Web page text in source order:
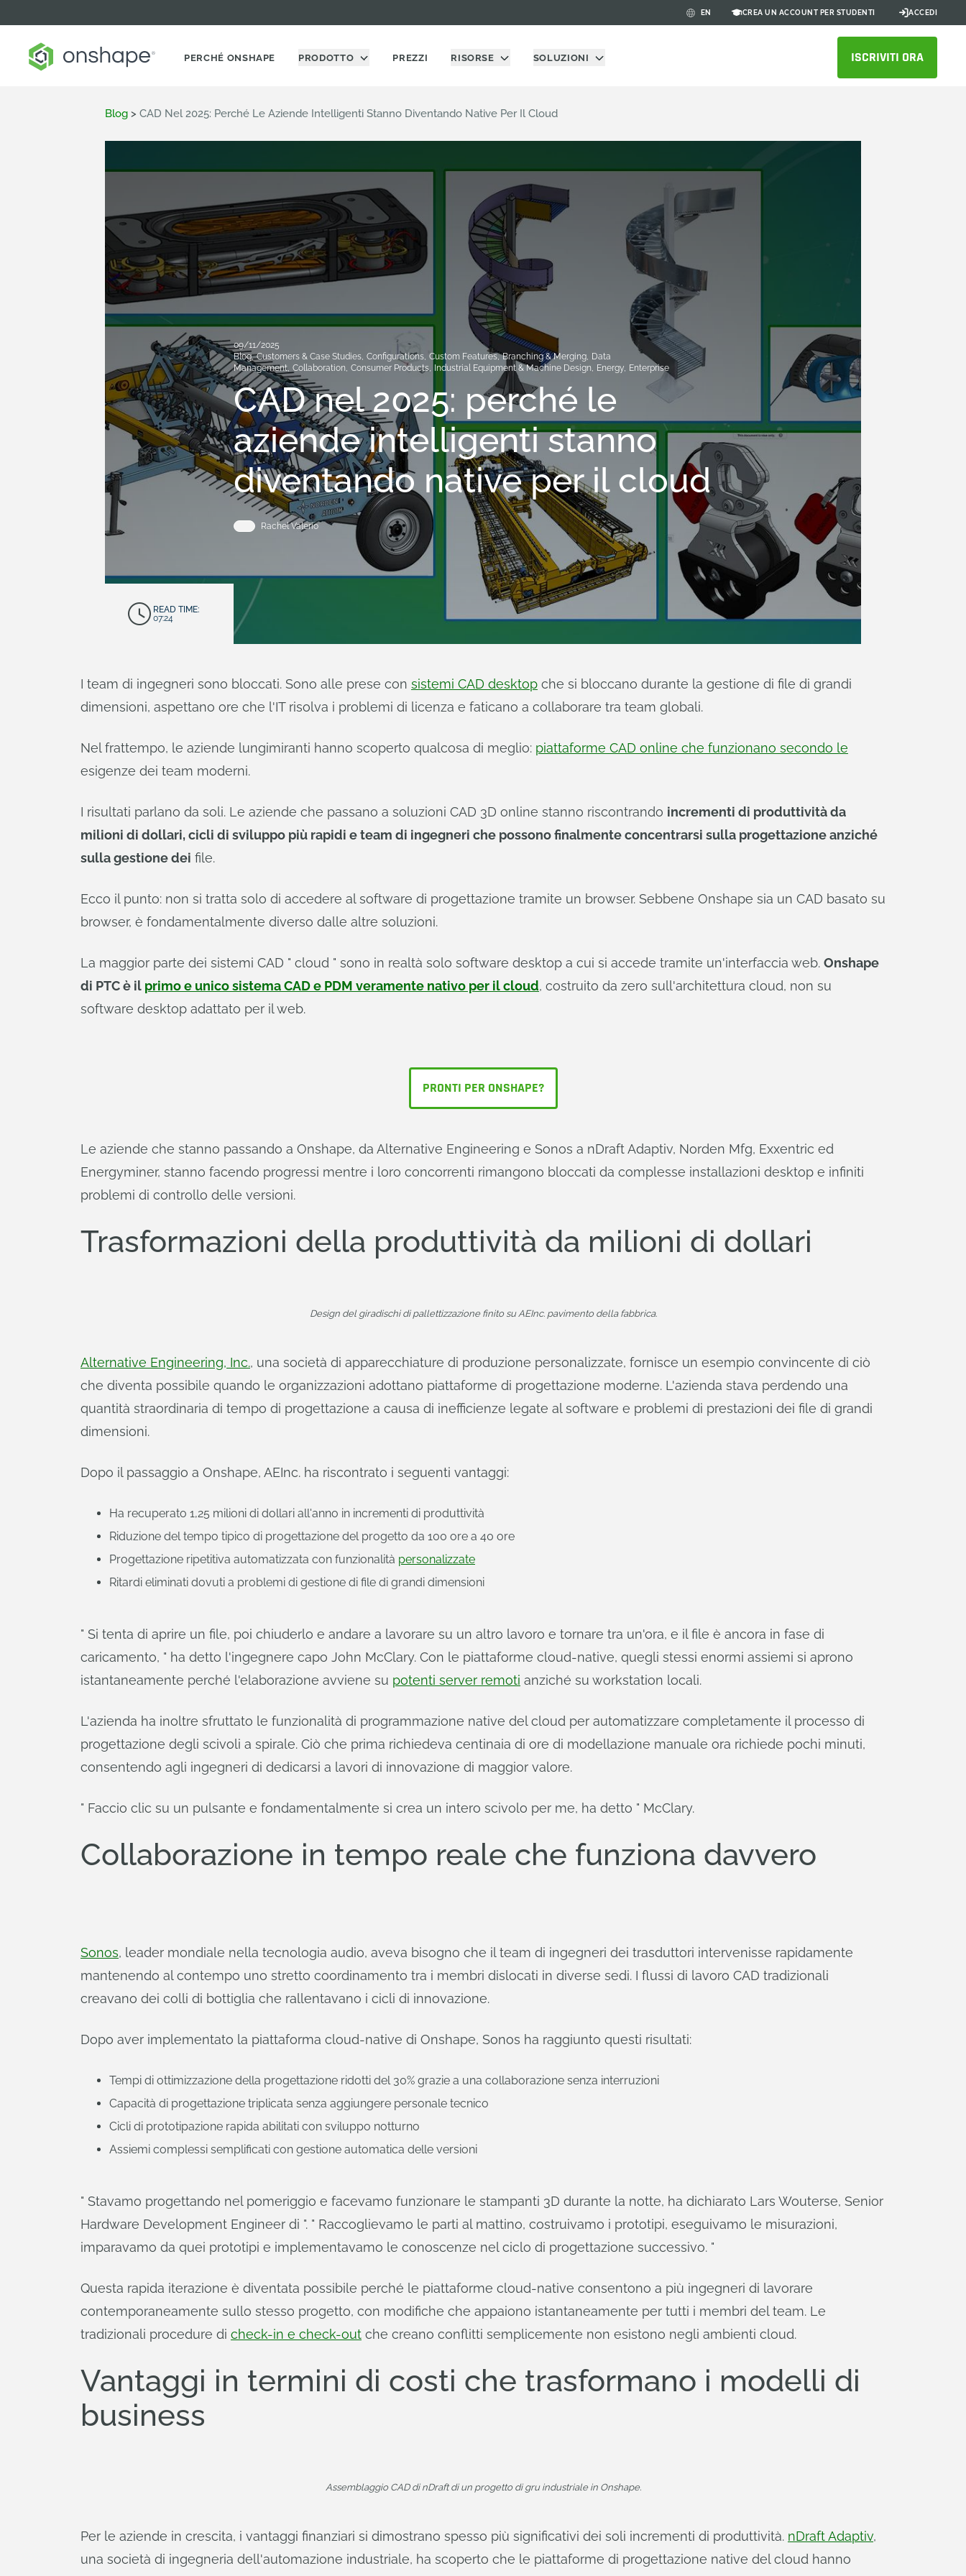
EN CREA UN ACCOUNT PER STUDENTI ACCEDI
PERCHÉ ONSHAPE PRODOTTO PREZZI RISORSE SOLUZIONI ISCRIVITI ORA
Blog > CAD Nel 2025: Perché Le Aziende Intelligenti Stanno Diventando Native Per Il Cloud
09/11/2025
Blog, Customers & Case Studies, Configurations, Custom Features, Branching & Merging, Data
Management, Collaboration, Consumer Products, Industrial Equipment & Machine Design, Energy, Enterprise
CAD nel 2025: perché le
aziende intelligenti stanno
diventando native per il cloud
Rachel Valerio
READ TIME:
07:24
I team di ingegneri sono bloccati. Sono alle prese con sistemi CAD desktop che si bloccano durante la gestione di file di grandi
dimensioni, aspettano ore che l'IT risolva i problemi di licenza e faticano a collaborare tra team globali.
Nel frattempo, le aziende lungimiranti hanno scoperto qualcosa di meglio: piattaforme CAD online che funzionano secondo le
esigenze dei team moderni.
I risultati parlano da soli. Le aziende che passano a soluzioni CAD 3D online stanno riscontrando incrementi di produttività da
milioni di dollari, cicli di sviluppo più rapidi e team di ingegneri che possono finalmente concentrarsi sulla progettazione anziché
sulla gestione dei file.
Ecco il punto: non si tratta solo di accedere al software di progettazione tramite un browser. Sebbene Onshape sia un CAD basato su
browser, è fondamentalmente diverso dalle altre soluzioni.
La maggior parte dei sistemi CAD " cloud " sono in realtà solo software desktop a cui si accede tramite un'interfaccia web. Onshape
di PTC è il primo e unico sistema CAD e PDM veramente nativo per il cloud, costruito da zero sull'architettura cloud, non su
software desktop adattato per il web.
PRONTI PER ONSHAPE?
Le aziende che stanno passando a Onshape, da Alternative Engineering e Sonos a nDraft Adaptiv, Norden Mfg, Exxentric ed
Energyminer, stanno facendo progressi mentre i loro concorrenti rimangono bloccati da complesse installazioni desktop e infiniti
problemi di controllo delle versioni.
Trasformazioni della produttività da milioni di dollari
Design del giradischi di pallettizzazione finito su AEInc. pavimento della fabbrica.
Alternative Engineering, Inc., una società di apparecchiature di produzione personalizzate, fornisce un esempio convincente di ciò
che diventa possibile quando le organizzazioni adottano piattaforme di progettazione moderne. L'azienda stava perdendo una
quantità straordinaria di tempo di progettazione a causa di inefficienze legate al software e problemi di prestazioni dei file di grandi
dimensioni.
Dopo il passaggio a Onshape, AEInc. ha riscontrato i seguenti vantaggi:
Ha recuperato 1,25 milioni di dollari all'anno in incrementi di produttività
Riduzione del tempo tipico di progettazione del progetto da 100 ore a 40 ore
Progettazione ripetitiva automatizzata con funzionalità personalizzate
Ritardi eliminati dovuti a problemi di gestione di file di grandi dimensioni
" Si tenta di aprire un file, poi chiuderlo e andare a lavorare su un altro lavoro e tornare tra un'ora, e il file è ancora in fase di
caricamento, " ha detto l'ingegnere capo John McClary. Con le piattaforme cloud-native, quegli stessi enormi assiemi si aprono
istantaneamente perché l'elaborazione avviene su potenti server remoti anziché su workstation locali.
L'azienda ha inoltre sfruttato le funzionalità di programmazione native del cloud per automatizzare completamente il processo di
progettazione degli scivoli a spirale. Ciò che prima richiedeva centinaia di ore di modellazione manuale ora richiede pochi minuti,
consentendo agli ingegneri di dedicarsi a lavori di innovazione di maggior valore.
" Faccio clic su un pulsante e fondamentalmente si crea un intero scivolo per me, ha detto " McClary.
Collaborazione in tempo reale che funziona davvero
Sonos, leader mondiale nella tecnologia audio, aveva bisogno che il team di ingegneri dei trasduttori intervenisse rapidamente
mantenendo al contempo uno stretto coordinamento tra i membri dislocati in diverse sedi. I flussi di lavoro CAD tradizionali
creavano dei colli di bottiglia che rallentavano i cicli di innovazione.
Dopo aver implementato la piattaforma cloud-native di Onshape, Sonos ha raggiunto questi risultati:
Tempi di ottimizzazione della progettazione ridotti del 30% grazie a una collaborazione senza interruzioni
Capacità di progettazione triplicata senza aggiungere personale tecnico
Cicli di prototipazione rapida abilitati con sviluppo notturno
Assiemi complessi semplificati con gestione automatica delle versioni
" Stavamo progettando nel pomeriggio e facevamo funzionare le stampanti 3D durante la notte, ha dichiarato Lars Wouterse, Senior
Hardware Development Engineer di ". " Raccoglievamo le parti al mattino, costruivamo i prototipi, eseguivamo le misurazioni,
imparavamo da quei prototipi e implementavamo le conoscenze nel ciclo di progettazione successivo. "
Questa rapida iterazione è diventata possibile perché le piattaforme cloud-native consentono a più ingegneri di lavorare
contemporaneamente sullo stesso progetto, con modifiche che appaiono istantaneamente per tutti i membri del team. Le
tradizionali procedure di check-in e check-out che creano conflitti semplicemente non esistono negli ambienti cloud.
Vantaggi in termini di costi che trasformano i modelli di
business
Assemblaggio CAD di nDraft di un progetto di gru industriale in Onshape.
Per le aziende in crescita, i vantaggi finanziari si dimostrano spesso più significativi dei soli incrementi di produttività. nDraft Adaptiv,
una società di ingegneria dell'automazione industriale, ha scoperto che le piattaforme di progettazione native del cloud hanno